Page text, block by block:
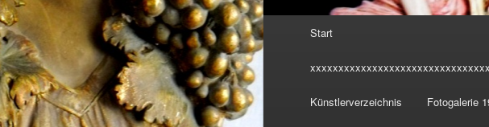
Start
Künstlerverzeichnis Fotogalerie